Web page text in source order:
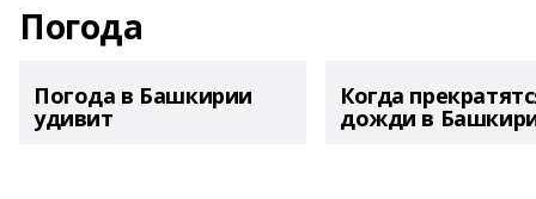
Погода
Погода в Башкирии
удивит
Когда
дожди в